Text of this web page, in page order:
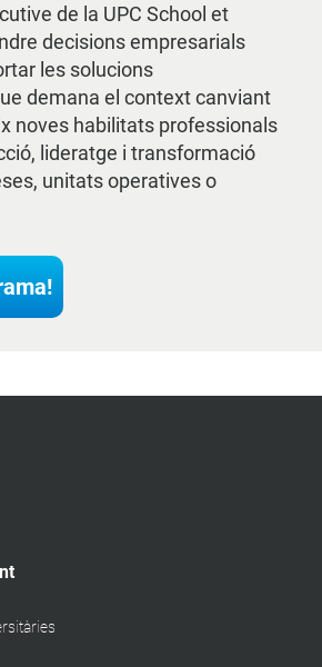
de la UPC School et
decisions empresarials
les solucions
demana el context canviant
noves habilitats professionals
lideratge i transformació
unitats operatives o